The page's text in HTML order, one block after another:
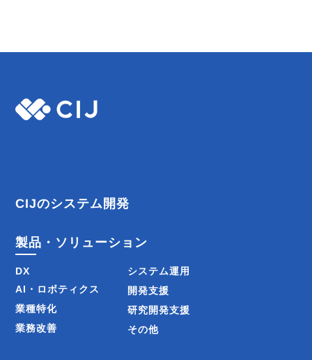
CIJのシステム開発
製品・ソリューション
DX
AI・ロボティクス
業種特化
業務改善
システム運用
開発支援
研究開発支援
その他